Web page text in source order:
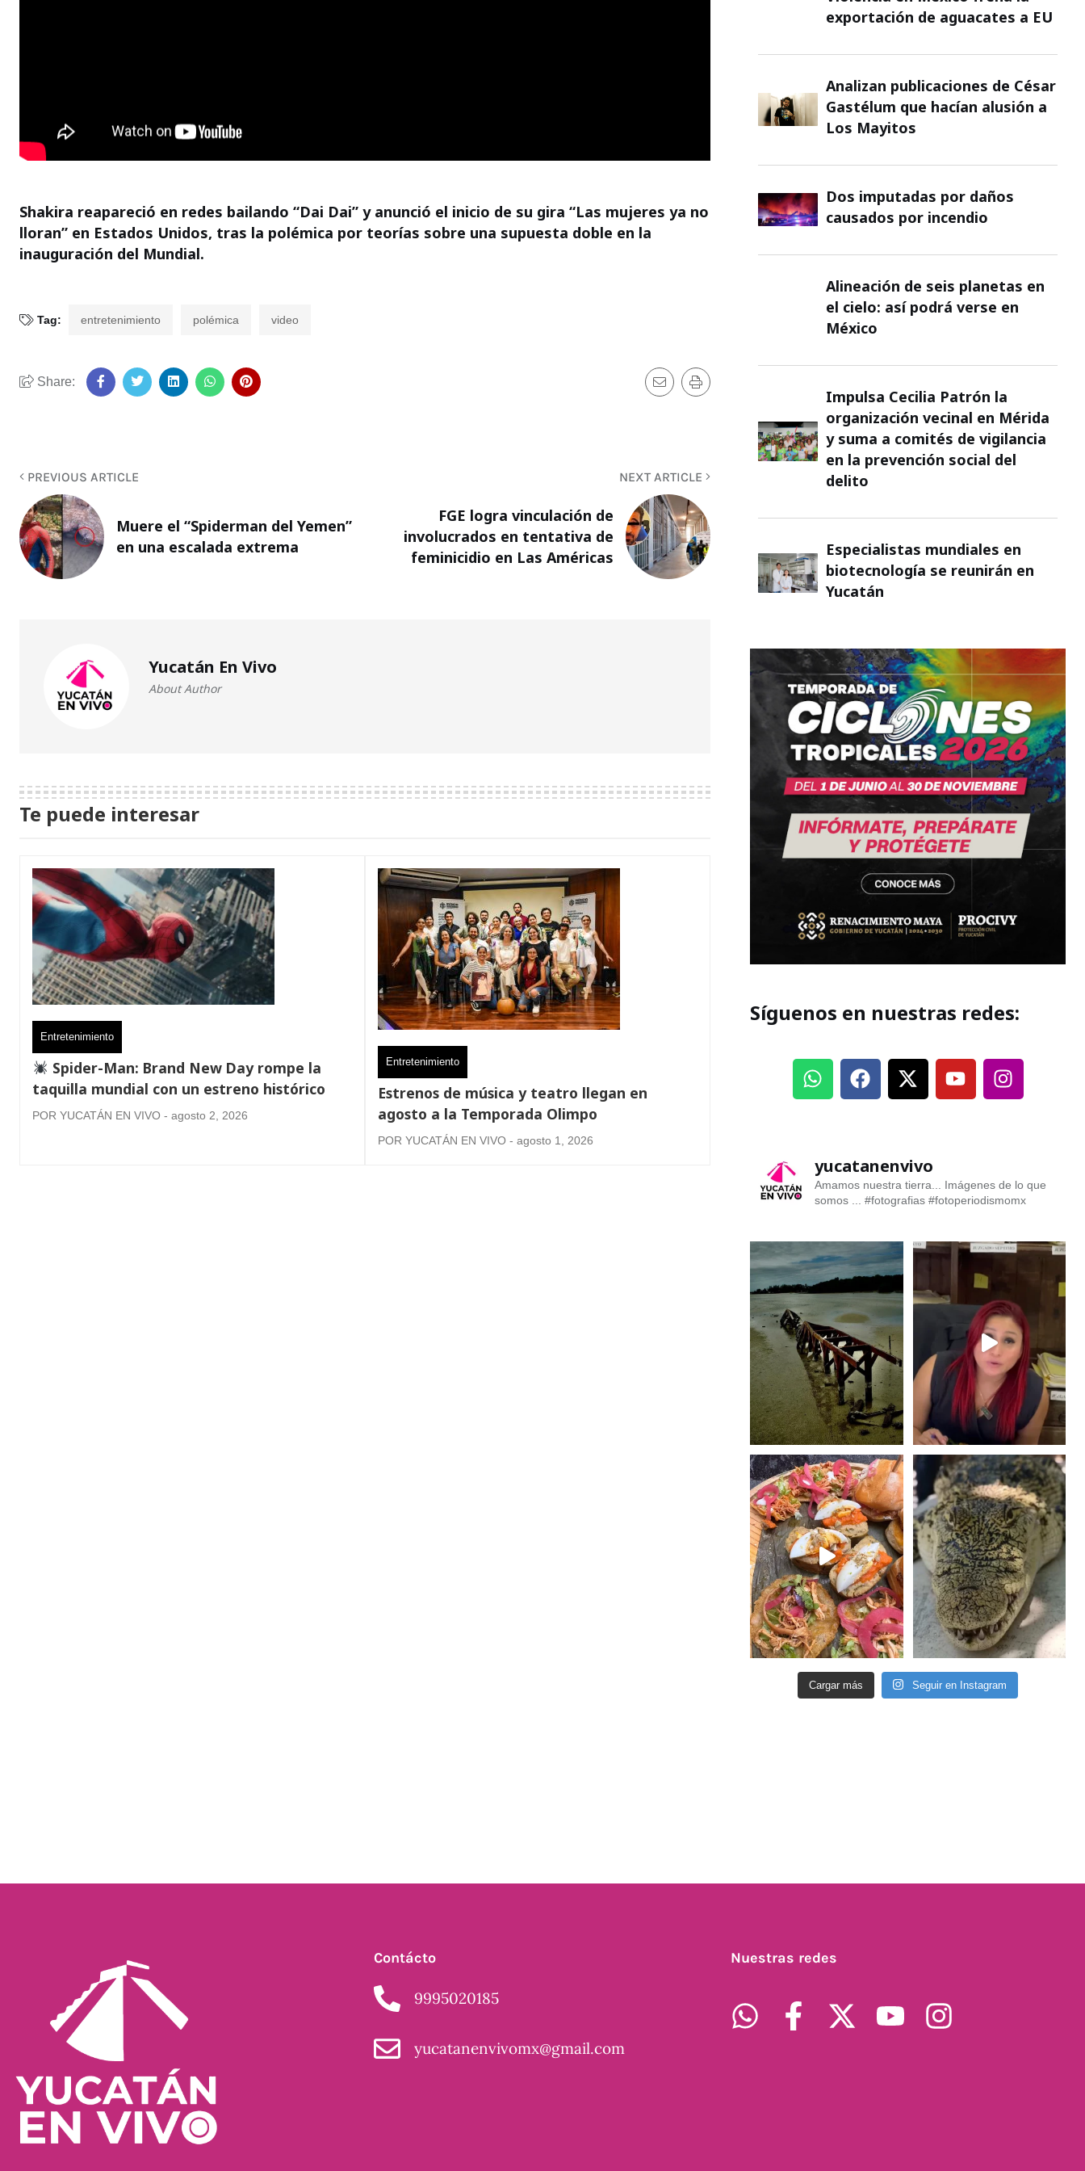
Shakira reapareció en redes bailando “Dai Dai” y anunció el inicio de su gira “Las mujeres ya no
lloran” en Estados Unidos, tras la polémica por teorías sobre una supuesta doble en la
inauguración del Mundial.
Tag: entretenimiento polémica video
Share:
PREVIOUS ARTICLE
Muere el “Spiderman del Yemen”
en una escalada extrema
NEXT ARTICLE
FGE logra vinculación de
involucrados en tentativa de
feminicidio en Las Américas
Yucatán En Vivo
About Author
Te puede interesar
Entretenimiento
Spider-Man: Brand New Day rompe la
taquilla mundial con un estreno histórico
POR YUCATÁN EN VIVO - agosto 2, 2026
Entretenimiento
Estrenos de música y teatro llegan en
agosto a la Temporada Olimpo
POR YUCATÁN EN VIVO - agosto 1, 2026
exportación de aguacates a EU
Analizan publicaciones de César
Gastélum que hacían alusión a
Los Mayitos
Dos imputadas por daños
causados por incendio
Alineación de seis planetas en
el cielo: así podrá verse en
México
Impulsa Cecilia Patrón la
organización vecinal en Mérida
y suma a comités de vigilancia
en la prevención social del
delito
Especialistas mundiales en
biotecnología se reunirán en
Yucatán
Síguenos en nuestras redes:
yucatanenvivo
Amamos nuestra tierra... Imágenes de lo que
somos ... #fotografias #fotoperiodismomx
Cargar más Seguir en Instagram
Contácto
9995020185
yucatanenvivomx@gmail.com
Nuestras redes